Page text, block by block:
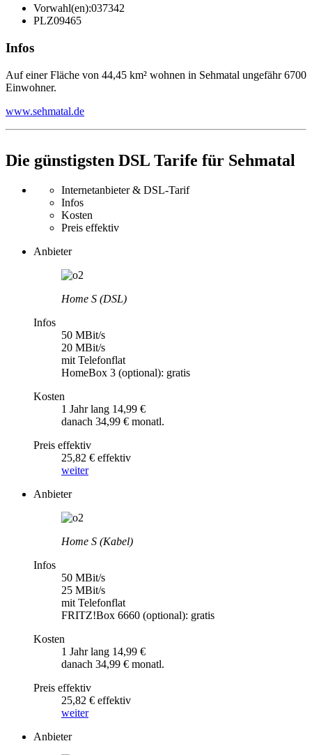
Vorwahl(en):037342
PLZ09465
Infos
Auf einer Fläche von 44,45 km² wohnen in Sehmatal ungefähr 6700
Einwohner.
www.sehmatal.de
Die günstigsten DSL Tarife für Sehmatal
Internetanbieter & DSL-Tarif
Infos
Kosten
Preis effektiv
Anbieter
Home S (DSL)
Infos
50 MBit/s
20 MBit/s
mit Telefonflat
HomeBox 3 (optional): gratis
Kosten
1 Jahr lang 14,99 €
danach 34,99 € monatl.
Preis effektiv
25,82 € effektiv
weiter
Anbieter
Home S (Kabel)
Infos
50 MBit/s
25 MBit/s
mit Telefonflat
FRITZ!Box 6660 (optional): gratis
Kosten
1 Jahr lang 14,99 €
danach 34,99 € monatl.
Preis effektiv
25,82 € effektiv
weiter
Anbieter